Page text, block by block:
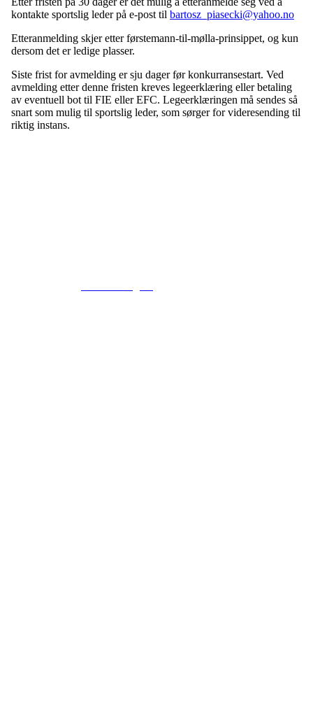
kontakte sportslig leder på e-post til bartosz_piasecki@yahoo.no
Etteranmelding skjer etter førstemann-til-mølla-prinsippet, og kun
dersom det er ledige plasser.
Siste frist for avmelding er sju dager før konkurransestart. Ved
avmelding etter denne fristen kreves legeerklæring eller betaling
av eventuell bot til FIE eller EFC. Legeerklæringen må sendes så
snart som mulig til sportslig leder, som sørger for videresending til
riktig instans.